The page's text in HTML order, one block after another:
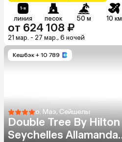
линия песок 50 м 10 км
от 624 108 ₽
21 мар. - 27 мар., 6 ночей
Кешбэк + 10 789
о. Маэ, Сейшелы
Double Tree By Hilton
Seychelles Allamanda